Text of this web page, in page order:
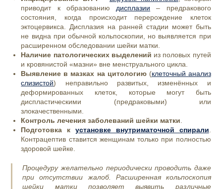
приводит к образованию дисплазии – предракового
состояния, когда происходит перерождение клеток
эктоцервикса. Дисплазия на ранней стадии может быть
не видна при обычной кольпоскопии, но выявляется при
расширенном обследовании шейки матки.
Наличие патологических выделений из половых путей
и кровянистой «мазни» вне менструального цикла.
Выявление в мазках на цитологию(клеточный анализ
слизистой) неправильно развитых, изменённых и
деформированных клеток, которые могут быть
диспластическими (предраковыми) или
злокачественными.
Контроль лечения заболеваний шейки матки
Подготовка к установке внутриматочной спирали
Контрацептив ставится женщинам только при полностью
здоровой шейке.
Процедуру желательно периодически проводить даже
при отсутствии жалоб. Расширенная кольпоскопия
шейки матки позволяет выявить различные